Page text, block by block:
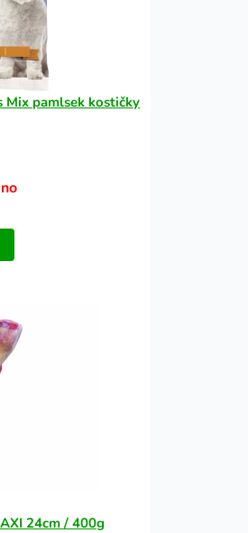
Mix pamlsek kostičky
24cm / 400g